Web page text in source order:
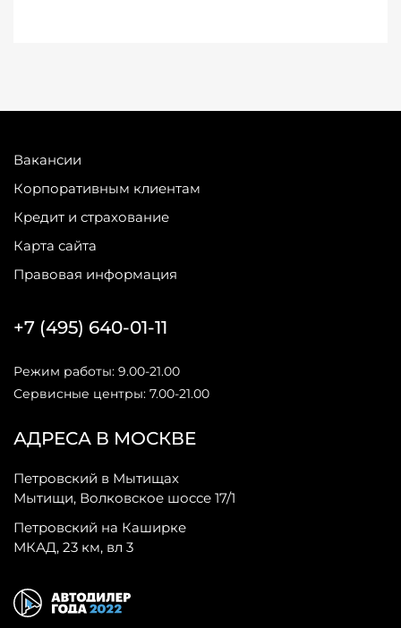
Вакансии
Корпоративным клиентам
Кредит и страхование
Карта сайта
Правовая информация
АДРЕСА В МОСКВЕ
Петровский в Мытищах
Мытищи, Волковское шоссе 17/1
Петровский на Каширке
МКАД, 23 км, вл 3
+7 (495) 640-01-11
Режим работы: 9.00-21.00
Сервисные центры: 7.00-21.00